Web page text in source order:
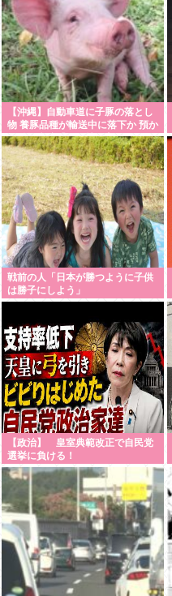
【沖縄】自動車道に子豚の落とし
物 養豚品種が輸送中に落下か 預か
る動物病院「早く持ち主見つかっ
て」
戦前の人「日本が勝つように子供
は勝子にしよう」
【政治】 皇室典範改正で自民党
選挙に負ける！